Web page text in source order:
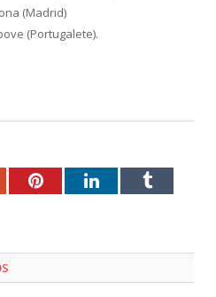
(Madrid)
(Portugalete).
PinterestLinkedInTumblr